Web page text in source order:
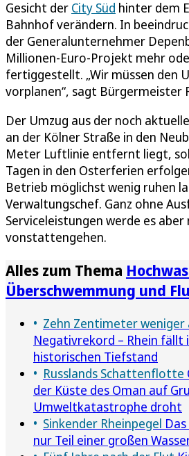
Gesicht der City Süd hinter dem
Bahnhof verändern. In
der Generalunternehmer
Millionen-Euro-Projekt mehr
fertiggestellt. „Wir müssen den
vorplanen“, sagt Bürgermeister
Der Umzug aus der noch
an der Kölner Straße in den
Meter Luftlinie entfernt liegt,
Tagen in den Osterferien
Betrieb möglichst wenig ruhen
Verwaltungschef. Ganz ohne
Serviceleistungen werde es aber
vonstattengehen.
Alles zum Thema
Überschwemmung und
Zehn Zentimeter weniger
Negativrekord – Rhein fällt
historischen Tiefstand
Russlands Schattenflotte
der Küste des Oman auf
Umweltkatastrophe droht
Sinkender Rheinpegel
nur Teil einer großen